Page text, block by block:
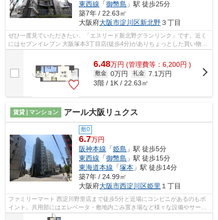
東西線 「御幣島 」駅 徒歩25分
築7年 / 22.63㎡
大阪府大阪市淀川区新北野３丁目
ぜひ一度見ていただきたい、「エスリード新北野グランリンク」です。近く
にはセブンイレブン 大阪塚本3丁目店(徒歩4分)がありちょっとした買い物に
6.48万円 (管理費等：6,200円 )
敷金 0万円 礼金 7.1万円
3階 / 1K / 22.63㎡
賃貸 | マンション アール大阪リュクス
敷0
6.7万円
阪神本線 「姫島 」駅 徒歩5分
東西線 「御幣島 」駅 徒歩15分
東海道本線 「塚本 」駅 徒歩14分
築7年 / 24.99㎡
大阪府大阪市西淀川区姫里 １丁目
ファミリーマート 西淀川野里店まで徒歩5分と近場にコンビニがあるのもポ
イント。共用部にはエレベータ・敷地内ごみ置き場など様々な設備やサービ
スが揃っているので便利です。素敵な...